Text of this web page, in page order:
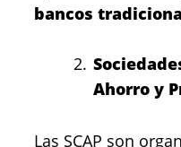
bancos
Ahorro y
Las SCAP son